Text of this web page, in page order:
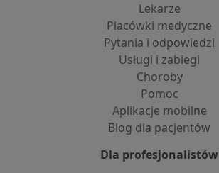
Lekarze
Placówki medyczne
Pytania i odpowiedzi
Usługi i zabiegi
Choroby
Pomoc
Aplikacje mobilne
Blog dla pacjentów
Dla profesjonalistów